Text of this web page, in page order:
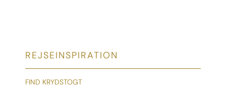
REJSEINSPIRATION
FIND KRYDSTOGT